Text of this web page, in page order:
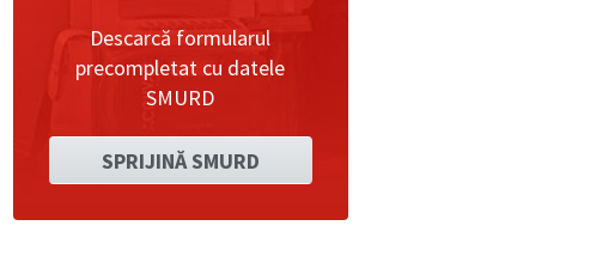
Descarcă formularul
precompletat cu datele
SMURD
SPRIJINĂ SMURD